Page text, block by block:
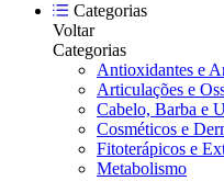
Categorias
Voltar
Categorias
Antioxidantes e
Articulações e
Cabelo, Barba e
Cosméticos e
Fitoterápicos e
Metabolismo